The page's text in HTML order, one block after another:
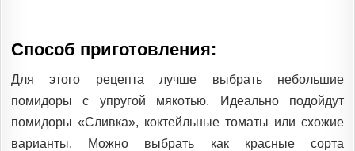
Способ приготовления:
Для этого рецепта лучше выбрать небольшие
помидоры с упругой мякотью. Идеально подойдут
помидоры «Сливка», коктейльные томаты или схожие
варианты. Можно выбрать как красные сорта